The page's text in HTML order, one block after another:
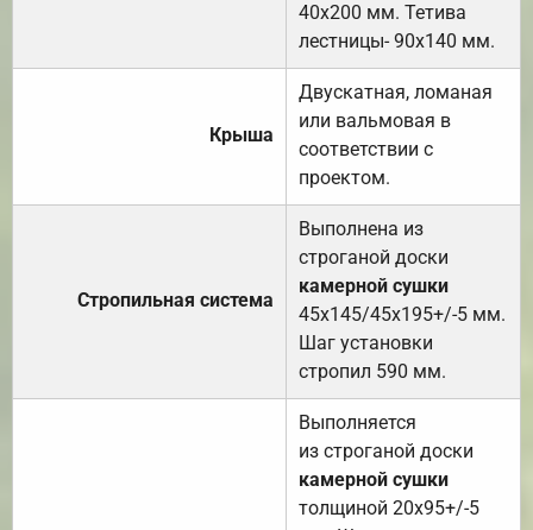
40х200 мм. Тетива
лестницы- 90х140 мм.
Крыша
Двускатная, ломаная
или вальмовая в
соответствии с
проектом.
Стропильная система
Выполнена из
строганой доски
камерной сушки
45х145/45х195+/-5 мм.
Шаг установки
стропил 590 мм.
Выполняется
из строганой доски
камерной сушки
толщиной 20х95+/-5